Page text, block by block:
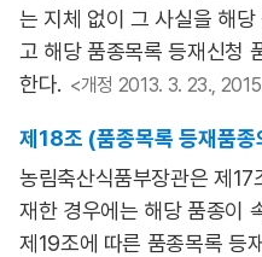
는 지체 없이 그 사실을 해당
고 해당 품종목록 등재신청
한다. <개정 2013. 3. 23.,
제18조 (품종목록 등재품종
농림축산식품부장관은 제
재한 경우에는 해당 품종이
제19조에 따른 품종목록 등